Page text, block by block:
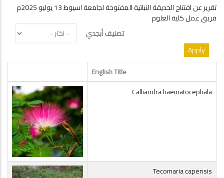
تقرير عن افتتاح الحديقة النباتية المفتوحة لجامعة اسيوط 13 يوليو 2025م
فريق عمل كلية العلوم
تصنيف أبجدي
English Title
Calliandra haematocephala
Tecomaria capensis